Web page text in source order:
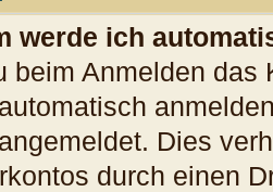
werde ich
beim Anmelden das
Dies
durch einen